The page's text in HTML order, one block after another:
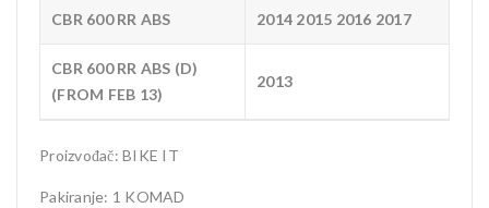
CBR 600 RR ABS 2014 2015 2016 2017
CBR 600 RR ABS (D)
(FROM FEB 13)
2013
Proizvođač: BIKE IT
Pakiranje: 1 KOMAD